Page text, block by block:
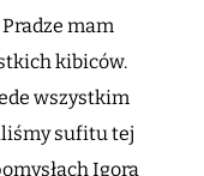
mam
kibiców.
wszystkim
sufitu tej
Igora